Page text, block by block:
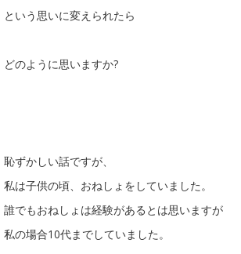
という思いに変えられたら
どのように思いますか?
恥ずかしい話ですが、
私は子供の頃、おねしょをしていました。
誰でもおねしょは経験があるとは思いますが
私の場合10代までしていました。